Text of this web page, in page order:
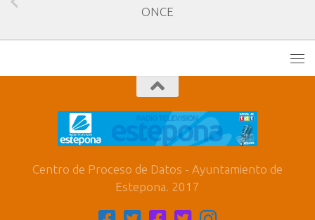
ONCE
Centro de Proceso de Datos - Ayuntamiento de
Estepona. 2017